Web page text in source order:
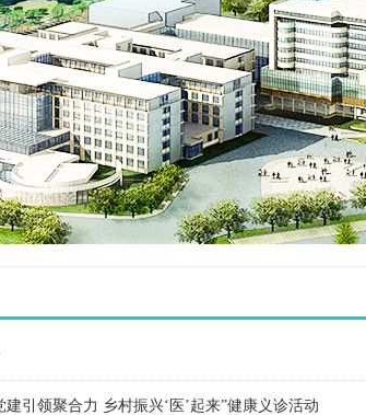
引领聚合力 乡村振兴‘医’起来”健康义诊活动